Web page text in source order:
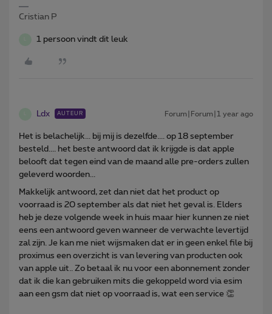
Cristian P
1 persoon vindt dit leuk
Ldx AUTEUR Forum|Forum|1 year ago
Het is belachelijk... bij mij is dezelfde.... op 18 september
besteld.... het beste antwoord dat ik krijgde is dat apple
belooft dat tegen eind van de maand alle pre-orders zullen
geleverd woorden...
Makkelijk antwoord, zet dan niet dat het product op
voorraad is 20 september als dat niet het geval is. Elders
heb je deze volgende week in huis maar hier kunnen ze niet
eens een antwoord geven wanneer de verwachte levertijd
zal zijn. Je kan me niet wijsmaken dat er in geen enkel file bij
proximus een overzicht is van levering van producten ook
van apple uit.. Zo betaal ik nu voor een abonnement zonder
dat ik die kan gebruiken mits die gekoppeld word via esim
aan een gsm dat niet op voorraad is, wat een service 👏